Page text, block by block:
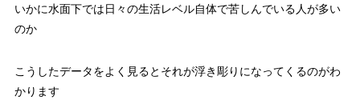
いかに水面下では日々の生活レベル自体で苦しんでいる人が多い
のか
こうしたデータをよく見るとそれが浮き彫りになってくるのがわ
かります